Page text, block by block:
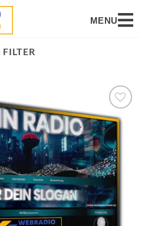
MENU
FILTER
Auf die
Wunschliste
setzen